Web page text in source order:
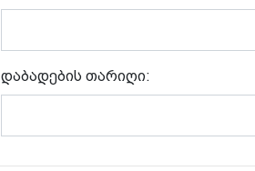
დაბადების თარიღი: